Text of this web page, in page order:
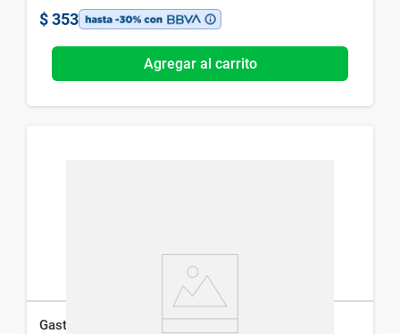
$ 353
Agregar al carrito
Gastrial Plus x 20 Comp